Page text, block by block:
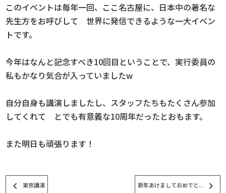
このイベントは毎年一回、ここ名古屋に、日本中の著名な
先生方をお呼びして 世界に発信できるような一大イベン
トです。
今年はなんと記念すべき10回目ということで、実行委員の
私もかなり気合が入っていましたw
自分自身も講演しましたし、スタッフたちもたくさん参加
してくれて とでも有意義な10周年だったとおもます。
また明日も頑張ります！
keyboard_arrow_left 東京講演 新年あけましておめでと... keyboard_arrow_right